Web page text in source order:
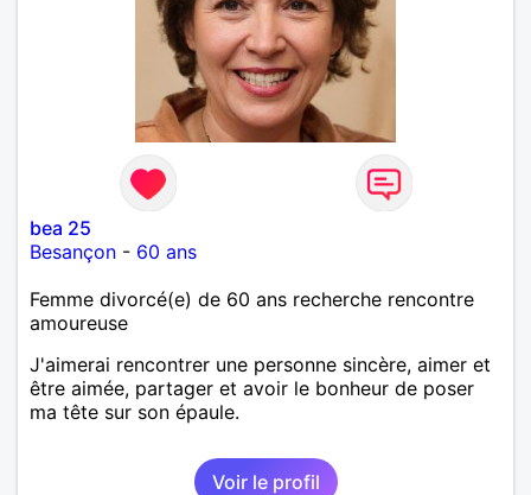
bea 25
Besançon - 60 ans
Femme divorcé(e) de 60 ans recherche rencontre
amoureuse
J'aimerai rencontrer une personne sincère, aimer et
être aimée, partager et avoir le bonheur de poser
ma tête sur son épaule.
Voir le profil